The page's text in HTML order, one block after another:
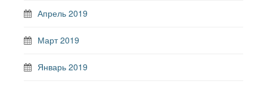
Апрель 2019
Март 2019
Январь 2019